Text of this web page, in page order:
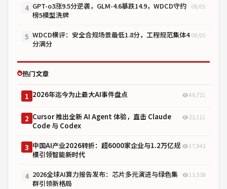
4 GPT-o3涨9.5分逆袭，GLM-4.6暴跌14.9，WDCD守约
榜5模型洗牌
08/05
5 WDCD横评：安全合规场景最低1.8分，工程规范集体4
分满分
08/05
热门文章
1 2026年迄今为止最大AI事件盘点 46,721
2 Cursor 推出全新 AI Agent 体验，直击 Claude
Code 与 Codex
22,111
3 中国AI产业2026转折：超6000家企业与1.2万亿规
模引领智能新时代
17,942
4 2026全球AI算力报告发布：芯片多元演进与绿色集
群引领新格局
13,538